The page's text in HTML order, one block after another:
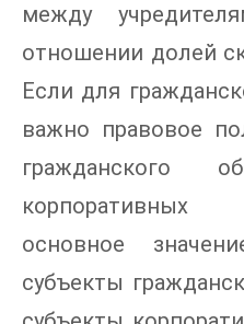
между
отношении долей
Если для
важно правовое
гражданского
корпоративных
основное
субъекты